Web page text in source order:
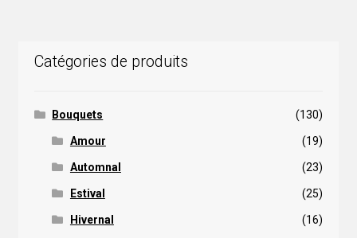
Catégories de produits
Bouquets (130)
Amour (19)
Automnal (23)
Estival (25)
Hivernal (16)